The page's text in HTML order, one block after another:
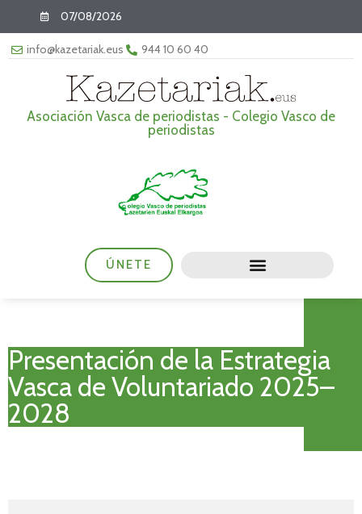
07/08/2026
info@kazetariak.eus 944 10 60 40
Asociación Vasca de periodistas - Colegio Vasco de
periodistas
ÚNETE
Presentación de la Estrategia
Vasca de Voluntariado 2025–
2028